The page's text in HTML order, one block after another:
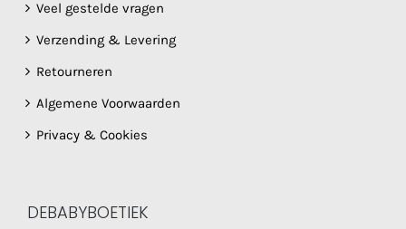
Veel gestelde vragen
Verzending & Levering
Retourneren
Algemene Voorwaarden
Privacy & Cookies
DEBABYBOETIEK